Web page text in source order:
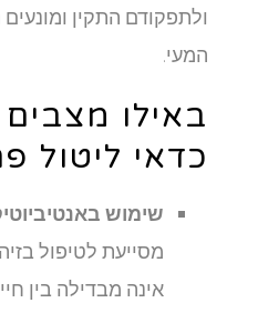
ולתפקודם התקין ומונעים
המעי.
באילו מצבים
כדאי ליטול
שימוש באנטיביוטיקה
מסייעת לטיפול
אינה מבדילה בין